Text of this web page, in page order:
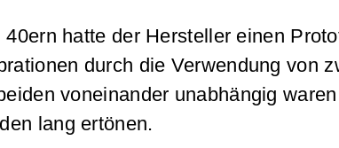
hatte der Hersteller einen
durch die Verwendung von
voneinander unabhängig
lang ertönen.